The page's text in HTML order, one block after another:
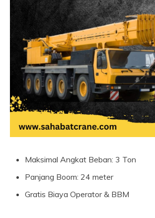
Maksimal Angkat Beban: 3 Ton
Panjang Boom: 24 meter
Gratis Biaya Operator & BBM